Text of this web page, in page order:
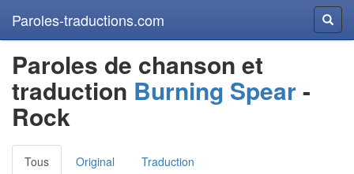
Paroles-traductions.com
Paroles de chanson et
traduction Burning Spear -
Rock
Tous Original Traduction